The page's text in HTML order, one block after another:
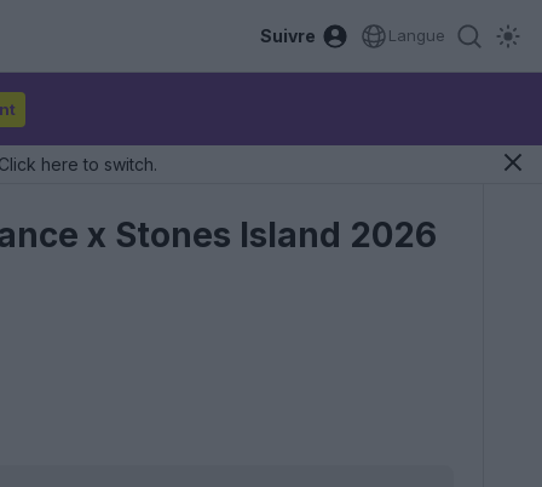
Suivre Langue
here to switch.
x Stones Island 2026